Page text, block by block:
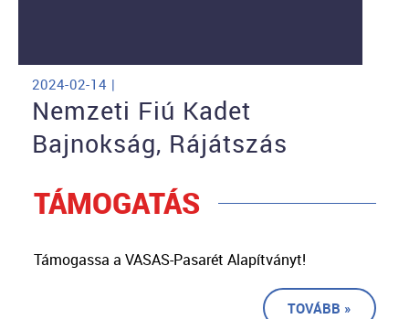
2024-02-14 |
Nemzeti Fiú Kadet
Bajnokság, Rájátszás
TÁMOGATÁS
Támogassa a VASAS-Pasarét Alapítványt!
TOVÁBB »